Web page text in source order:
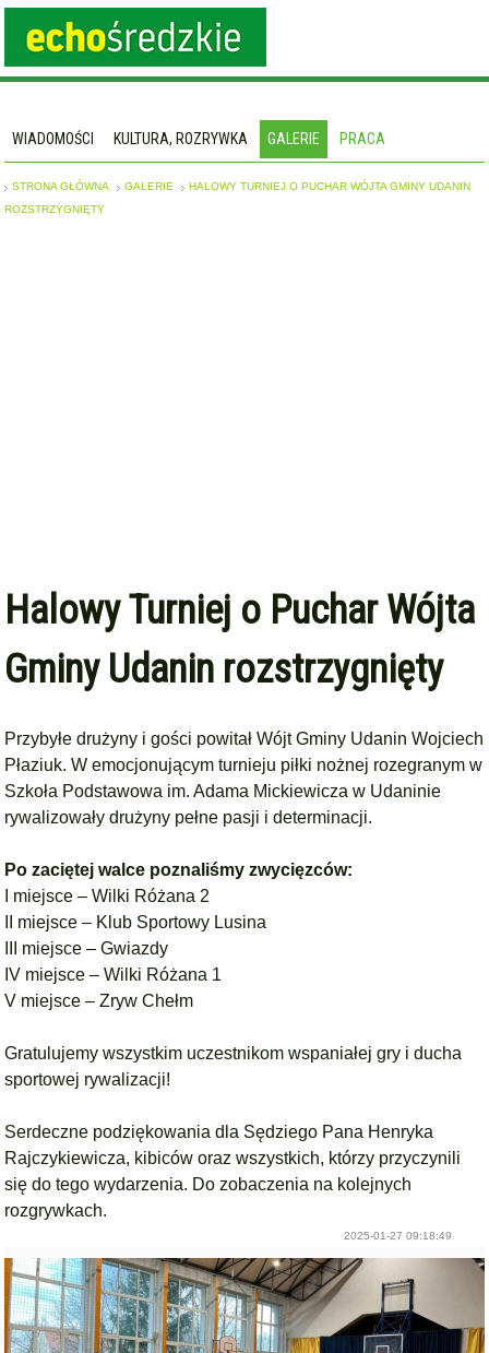
WIADOMOŚCI KULTURA, ROZRYWKA GALERIE PRACA
STRONA GŁÓWNA GALERIE
HALOWY TURNIEJ O PUCHAR WÓJTA GMINY UDANIN
ROZSTRZYGNIĘTY
Halowy Turniej o Puchar Wójta
Gminy Udanin rozstrzygnięty
Przybyłe drużyny i gości powitał Wójt Gminy UdaninWojciech
Płaziuk. W emocjonującym turnieju piłki nożnej rozegranym w
Szkoła Podstawowa im. Adama Mickiewicza w Udaninie
rywalizowały drużyny pełne pasji i determinacji.
Po zaciętej walce poznaliśmy zwycięzców:
I miejsce – Wilki Różana 2
II miejsce – Klub Sportowy Lusina
III miejsce – Gwiazdy
IV miejsce – Wilki Różana 1
V miejsce – Zryw Chełm
Gratulujemy wszystkim uczestnikom wspaniałej gry i ducha
sportowej rywalizacji!
Serdeczne podziękowania dla Sędziego Pana Henryka
Rajczykiewicza, kibiców oraz wszystkich, którzy przyczynili
się do tego wydarzenia. Do zobaczenia na kolejnych
rozgrywkach.
2025-01-27 09:18:49